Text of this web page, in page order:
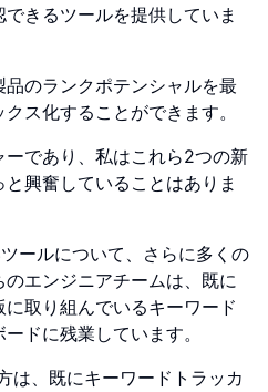
きるツールを提供していま
のランクポテンシャルを最
ス化することができます。
ーであり、私はこれら2つの新
興奮していることはありま
ールについて、さらに多くの
エンジニアチームは、既に
取り組んでいるキーワード
ドに残業しています。
は、既にキーワードトラッカ